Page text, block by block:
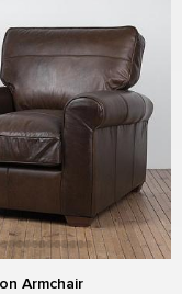
Armchair